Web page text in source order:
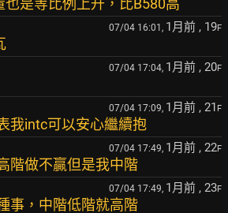
也是等比例上升，比B580高
07/04 16:01, 1月前 , 19F
07/04 17:04, 1月前 , 20F
07/04 17:09, 1月前 , 21 F
我intc可以安心繼續抱
07/04 17:49, 1月前 , 22F
階做不贏但是我中階
07/04 17:49, 1月前 , 23F
事，中階低階就高階